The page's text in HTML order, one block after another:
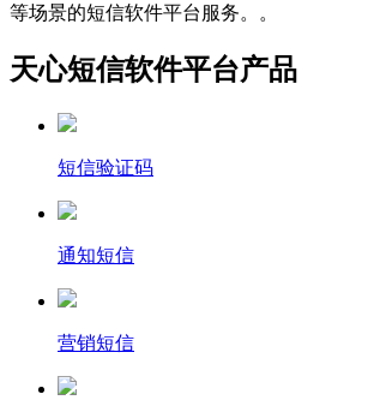
等场景的短信软件平台服务。。
天心短信软件平台产品
短信验证码
通知短信
营销短信